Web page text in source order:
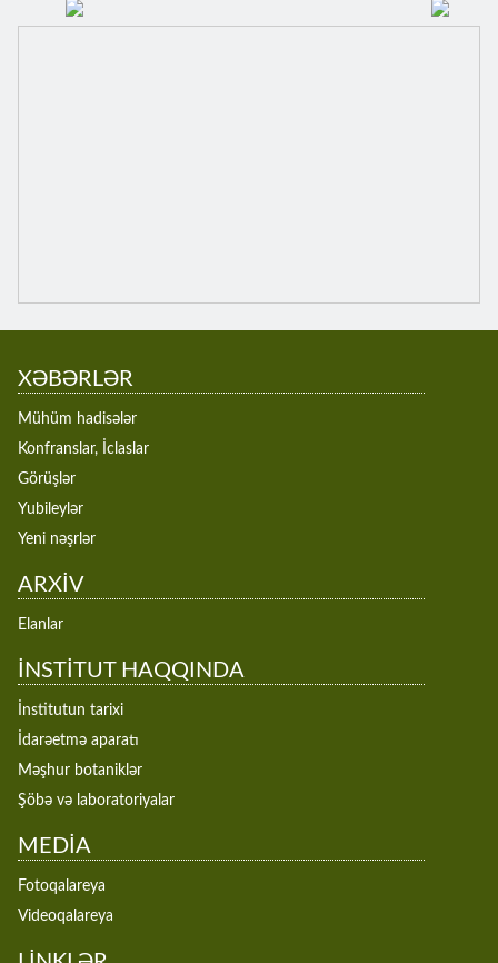
XƏBƏRLƏR
Mühüm hadisələr
Konfranslar, İclaslar
Görüşlər
Yubileylər
Yeni nəşrlər
ARXİV
Elanlar
İNSTİTUT HAQQINDA
İnstitutun tarixi
İdarəetmə aparatı
Məşhur botaniklər
Şöbə və laboratoriyalar
MEDİA
Fotoqalareya
Videoqalareya